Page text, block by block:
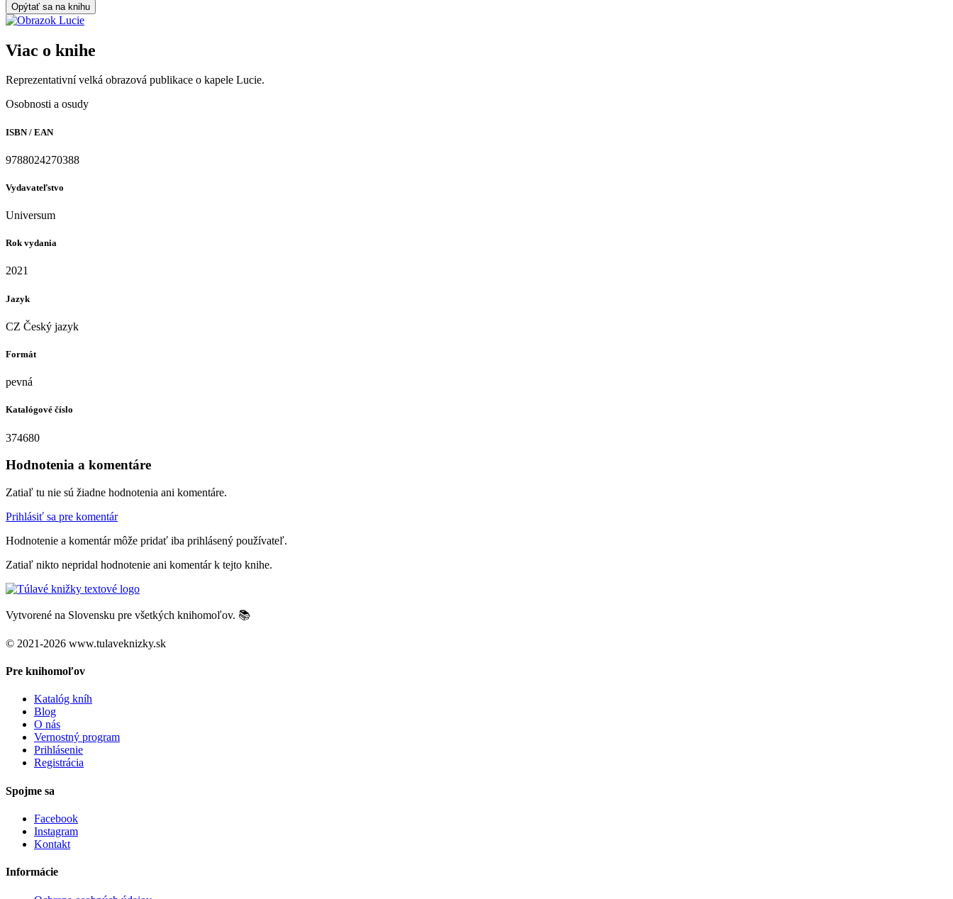
Opýtať sa na knihu
Viac o knihe
Reprezentativní velká obrazová publikace o kapele Lucie.
Osobnosti a osudy
ISBN / EAN
9788024270388
Vydavateľstvo
Universum
Rok vydania
2021
Jazyk
CZ Český jazyk
Formát
pevná
Katalógové číslo
374680
Hodnotenia a komentáre
Zatiaľ tu nie sú žiadne hodnotenia ani komentáre.
Prihlásiť sa pre komentár
Hodnotenie a komentár môže pridať iba prihlásený používateľ.
Zatiaľ nikto nepridal hodnotenie ani komentár k tejto knihe.
Vytvorené na Slovensku pre všetkých knihomoľov. 📚
© 2021-2026 www.tulaveknizky.sk
Pre knihomoľov
Katalóg kníh
Blog
O nás
Vernostný program
Prihlásenie
Registrácia
Spojme sa
Facebook
Instagram
Kontakt
Informácie